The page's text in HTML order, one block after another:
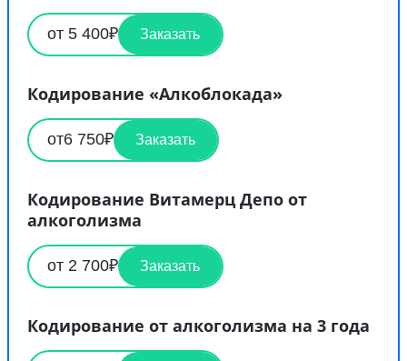
от 5 400₽ Заказать
Кодирование «Алкоблокада»
от6 750₽ Заказать
Кодирование Витамерц Депо от
алкоголизма
от 2 700₽ Заказать
Кодирование от алкоголизма на 3 года